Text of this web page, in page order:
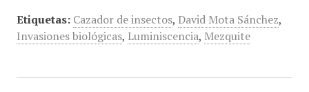
Etiquetas: Cazador de insectos, David Mota Sánchez,
Invasiones biológicas, Luminiscencia, Mezquite